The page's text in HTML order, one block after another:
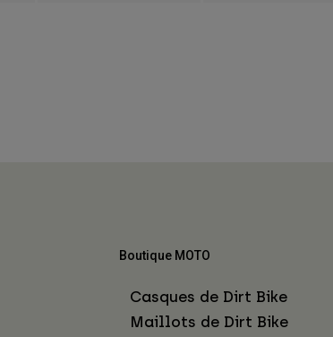
Boutique MOTO
Casques de Dirt Bike
Maillots de Dirt Bike